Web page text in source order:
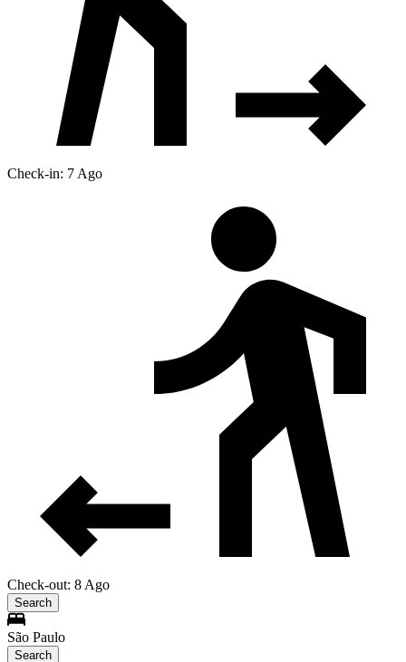
Check-in: 7 Ago
Check-out: 8 Ago
Search
São Paulo
Search